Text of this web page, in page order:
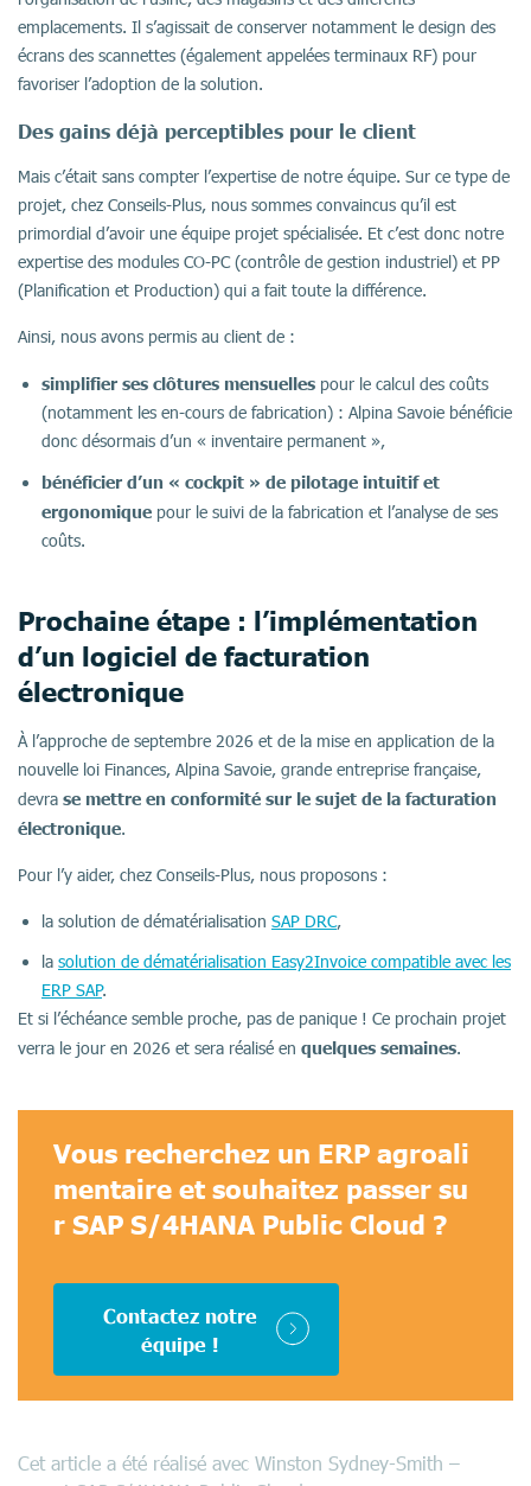
emplacements. Il s’agissait de conserver notamment le design des
écrans des scannettes (également appelées terminaux RF) pour
favoriser l’adoption de la solution.
Des gains déjà perceptibles pour le client
Mais c’était sans compter l’expertise de notre équipe. Sur ce type de
projet, chez Conseils-Plus, nous sommes convaincus qu’il est
primordial d’avoir une équipe projet spécialisée. Et c’est donc notre
expertise des modules CO-PC (contrôle de gestion industriel) et PP
(Planification et Production) qui a fait toute la différence.
Ainsi, nous avons permis au client de :
simplifier ses clôtures mensuelles pour le calcul des coûts
(notamment les en-cours de fabrication) : Alpina Savoie bénéficie
donc désormais d’un « inventaire permanent »,
bénéficier d’un « cockpit » de pilotage intuitif et
ergonomique pour le suivi de la fabrication et l’analyse de ses
coûts.
Prochaine étape : l’implémentation
d’un logiciel de facturation
électronique
À l’approche de septembre 2026 et de la mise en application de la
nouvelle loi Finances, Alpina Savoie, grande entreprise française,
devra se mettre en conformité sur le sujet de la facturation
électronique.
Pour l’y aider, chez Conseils-Plus, nous proposons :
la solution de dématérialisation SAP DRC,
la solution de dématérialisation Easy2Invoice compatible avec les
ERP SAP.
Et si l’échéance semble proche, pas de panique ! Ce prochain projet
verra le jour en 2026 et sera réalisé en quelques semaines.
Vous recherchez un ERP agroali
mentaire et souhaitez passer su
r SAP S/4HANA Public Cloud ?
Contactez notre
équipe !
Cet article a été réalisé avec Winston Sydney-Smith –